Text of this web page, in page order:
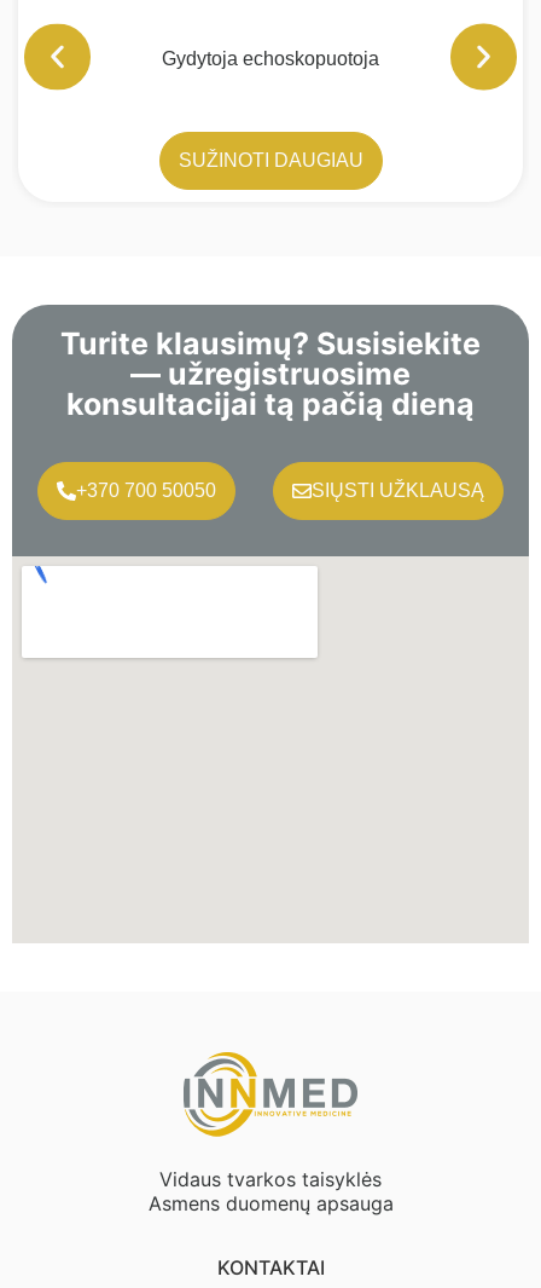
Gydytoja echoskopuotoja
SUŽINOTI DAUGIAU
Turite klausimų? Susisiekite
— užregistruosime
konsultacijai tą pačią dieną
+370 700 50050 SIŲSTI UŽKLAUSĄ
Vidaus tvarkos taisyklės
Asmens duomenų apsauga
KONTAKTAI